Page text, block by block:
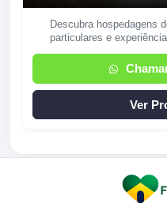
Descubra hospedagens
particulares e
Ver